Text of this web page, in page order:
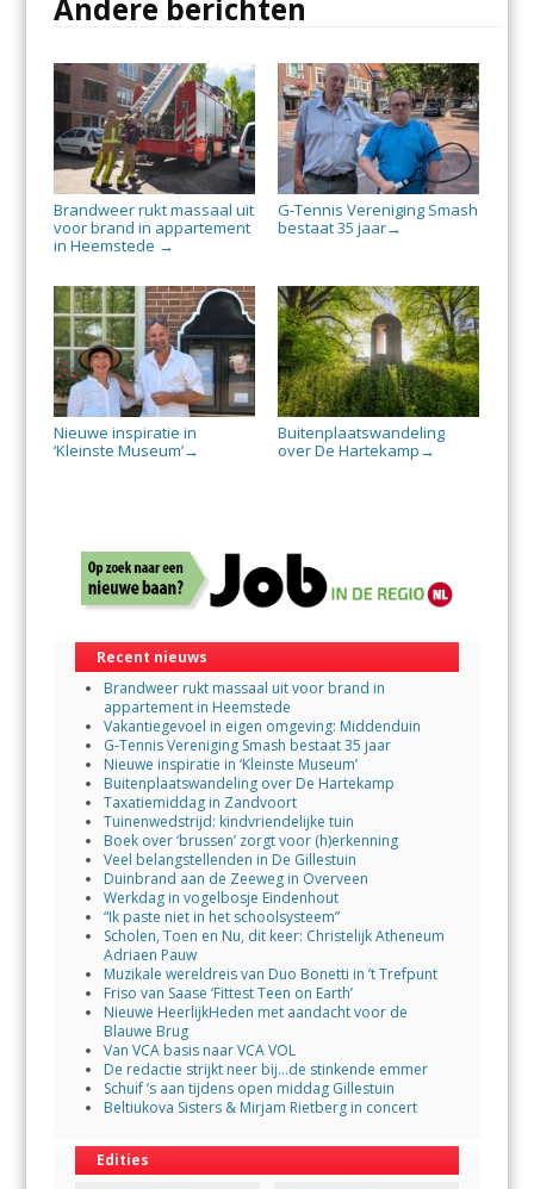
Andere berichten
Brandweer rukt massaal uit
voor brand in appartement
in Heemstede →
G-Tennis Vereniging Smash
bestaat 35 jaar→
Nieuwe inspiratie in
‘Kleinste Museum’→
Buitenplaatswandeling
over De Hartekamp →
Recent nieuws
Brandweer rukt massaal uit voor brand in
appartement in Heemstede
Vakantiegevoel in eigen omgeving: Middenduin
G-Tennis Vereniging Smash bestaat 35 jaar
Nieuwe inspiratie in ‘Kleinste Museum’
Buitenplaatswandeling over De Hartekamp
Taxatiemiddag in Zandvoort
Tuinenwedstrijd: kindvriendelijke tuin
Boek over ‘brussen’ zorgt voor (h)erkenning
Veel belangstellenden in De Gillestuin
Duinbrand aan de Zeeweg in Overveen
Werkdag in vogelbosje Eindenhout
“Ik paste niet in het schoolsysteem”
Scholen, Toen en Nu, dit keer: Christelijk Atheneum
Adriaen Pauw
Muzikale wereldreis van Duo Bonetti in ’t Trefpunt
Friso van Saase ‘Fittest Teen on Earth’
Nieuwe HeerlijkHeden met aandacht voor de
Blauwe Brug
Van VCA basis naar VCA VOL
De redactie strijkt neer bij…de stinkende emmer
Schuif ’s aan tijdens open middag Gillestuin
Beltiukova Sisters & Mirjam Rietberg in concert
Edities